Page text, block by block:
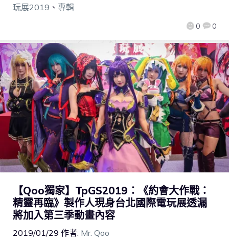
0 0
玩展2019 、 專輯
【Qoo獨家】TpGS2019：《約會大作戰：
精靈再臨》製作人現身台北國際電玩展透漏
將加入第三季動畫內容
2019/01/29 作者: Mr. Qoo